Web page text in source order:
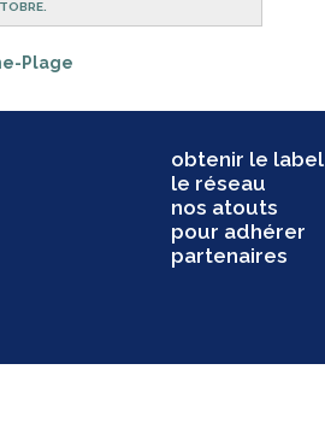
Plage
obtenir le label
le réseau
nos atouts
pour adhérer
partenaires